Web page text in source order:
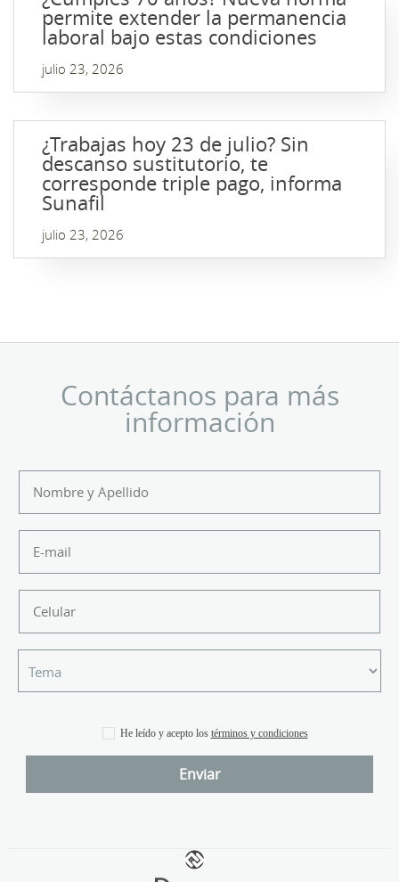
permite extender la permanencia
laboral bajo estas condiciones
julio 23, 2026
¿Trabajas hoy 23 de julio? Sin
descanso sustitutorio, te
corresponde triple pago, informa
Sunafil
julio 23, 2026
Contáctanos para más
información
He leído y acepto los términos y condiciones